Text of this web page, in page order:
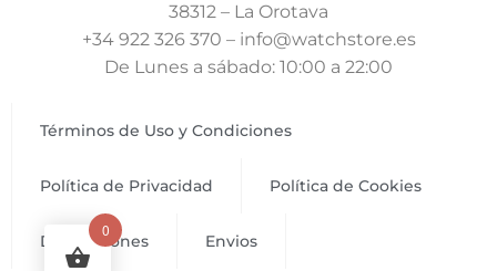
38312 – La Orotava
+34 922 326 370 – info@watchstore.es
De Lunes a sábado: 10:00 a 22:00
Términos de Uso y Condiciones
Política de Privacidad Política de Cookies
Devoluciones Envios
0